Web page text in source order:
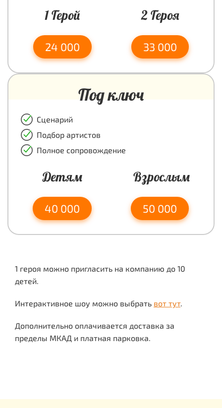
1 Герой
24 000
2 Героя
33 000
Под ключ
Сценарий
Подбор артистов
Полное сопровождение
Детям
40 000
Взрослым
50 000
1 героя можно пригласить на компанию до 10
детей.
Интерактивное шоу можно выбрать вот тут.
Дополнительно оплачивается доставка за
пределы МКАД и платная парковка.